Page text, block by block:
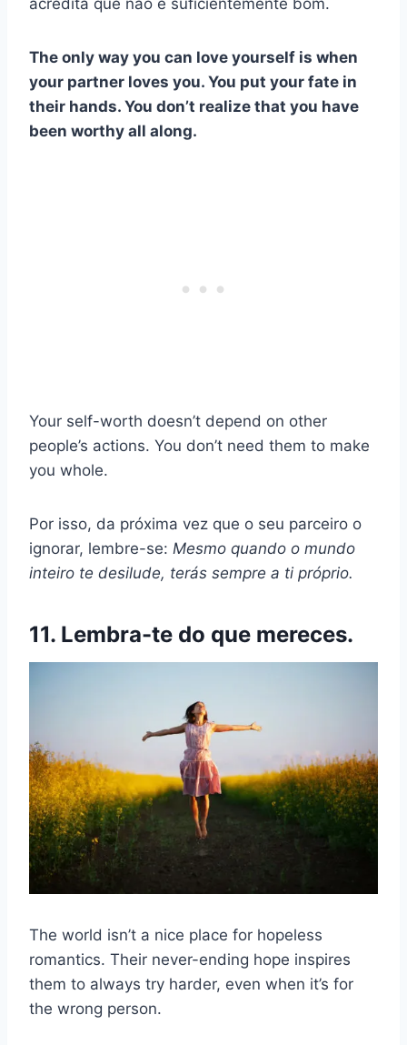
acredita que não é suficientemente bom.
The only way you can love yourself is when
your partner loves you. You put your fate in
their hands. You don’t realize that you have
been worthy all along.
Your self-worth doesn’t depend on other
people’s actions. You don’t need them to make
you whole.
Por isso, da próxima vez que o seu parceiro o
ignorar, lembre-se: Mesmo quando o mundo
inteiro te desilude, terás sempre a ti próprio.
11. Lembra-te do que mereces.
The world isn’t a nice place for hopeless
romantics. Their never-ending hope inspires
them to always try harder, even when it’s for
the wrong person.